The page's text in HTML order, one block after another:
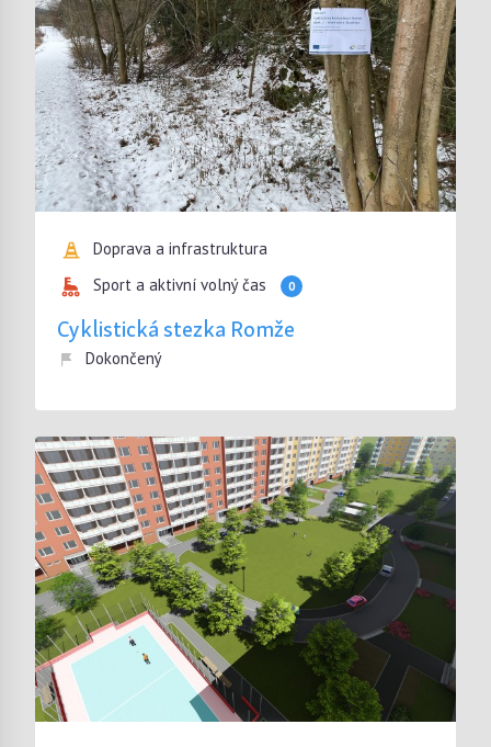
Doprava a infrastruktura
Sport a aktivní volný čas
0
Cyklistická stezka Romže
Dokončený